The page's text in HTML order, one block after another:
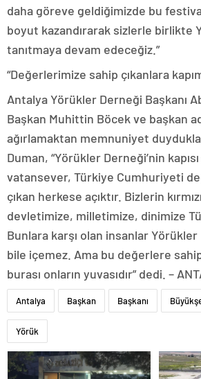
daha göreve geldiğimizde bu
boyut kazandırarak sizlerle birlikte
tanıtmaya devam edeceğiz.”
“Değerlerimize sahip çıkanlara
Antalya Yörükler Derneği Başkanı
Başkan Muhittin Böcek ve başkan
ağırlamaktan memnuniyet
Duman, “Yörükler Derneği’nin
vatansever, Türkiye Cumhuriyeti
çıkan herkese açıktır. Bizlerin
devletimize, milletimize, dinimize
Bunlara karşı olan insanlar Yörükler
bile içemez. Ama bu değerlere
burası onların yuvasıdır” dedi. –
Antalya Başkan Başkanı
Yörük